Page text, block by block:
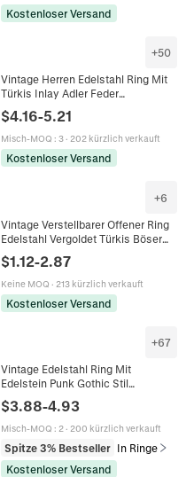
Kostenloser Versand
+50
Vintage Herren Edelstahl Ring Mit
Türkis Inlay Adler Feder
Geschnitztes Muster Retro Punk
Biker Band
$4.16-5.21
Misch-MOQ : 3· 202 kürzlich verkauft
Kostenloser Versand
+6
Vintage Verstellbarer Offener Ring
Edelstahl Vergoldet Türkis Böser
Schmuck Damen
$1.12-2.87
Keine MOQ · 213 kürzlich verkauft
Kostenloser Versand
+67
Vintage Edelstahl Ring Mit
Edelstein Punk Gothic Stil
Schmuck Für Herren Und Damen
Bohemian Design Accessoire
$3.88-4.93
Misch-MOQ : 2· 200 kürzlich verkauft
Spitze 3% Bestseller In Ringe
Kostenloser Versand